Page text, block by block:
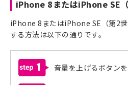
iPhone 8またはiPhone SE（
iPhone 8またはiPhone SE（第2
する方法は以下の通りです。
1 音量を上げるボタン